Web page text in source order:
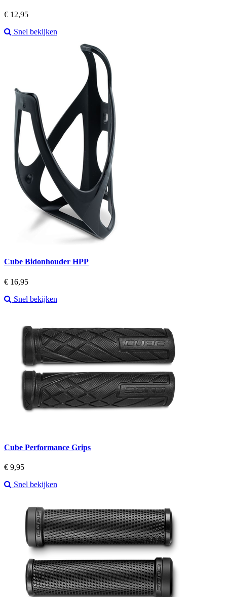
Prijs
€ 12,95
Snel bekijken
Cube Bidonhouder HPP
Prijs
€ 16,95
Snel bekijken
Cube Performance Grips
Prijs
€ 9,95
Snel bekijken